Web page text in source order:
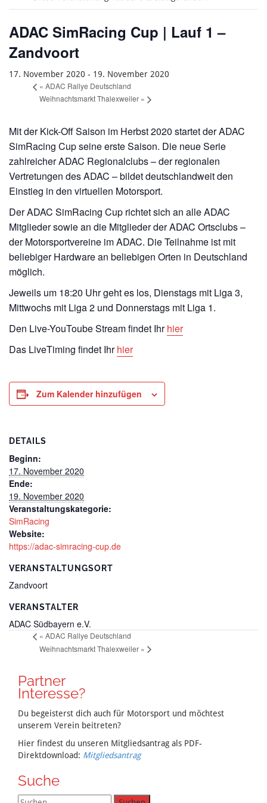
ADAC SimRacing Cup | Lauf 1 –
Zandvoort
17. November 2020 - 19. November 2020
« ADAC Rallye Deutschland
Weihnachtsmarkt Thalexweiler »
Mit der Kick-Off Saison im Herbst 2020 startet der ADAC
SimRacing Cup seine erste Saison. Die neue Serie
zahlreicher ADAC Regionalclubs – der regionalen
Vertretungen des ADAC – bildet deutschlandweit den
Einstieg in den virtuellen Motorsport.
Der ADAC SimRacing Cup richtet sich an alle ADAC
Mitglieder sowie an die Mitglieder der ADAC Ortsclubs –
der Motorsportvereine im ADAC. Die Teilnahme ist mit
beliebiger Hardware an beliebigen Orten in Deutschland
möglich.
Jeweils um 18:20 Uhr geht es los, Dienstags mit Liga 3,
Mittwochs mit Liga 2 und Donnerstags mit Liga 1.
Den Live-YouToube Stream findet Ihrhier
Das LiveTiming findet Ihrhier
Zum Kalender hinzufügen
DETAILS
Beginn:
17. November 2020
Ende:
19. November 2020
Veranstaltungskategorie:
SimRacing
Website:
https://adac-simracing-cup.de
VERANSTALTUNGSORT
Zandvoort
VERANSTALTER
ADAC Südbayern e.V.
« ADAC Rallye Deutschland
Weihnachtsmarkt Thalexweiler »
Partner
Interesse?
Du begeisterst dich auch für Motorsport und möchtest
unserem Verein beitreten?
Hier findest du unseren Mitgliedsantrag als PDF-
Direktdownload: Mitgliedsantrag
Suche
Suchen